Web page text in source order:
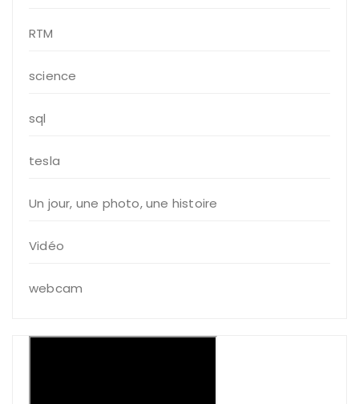
RTM
science
sql
tesla
Un jour, une photo, une histoire
Vidéo
webcam